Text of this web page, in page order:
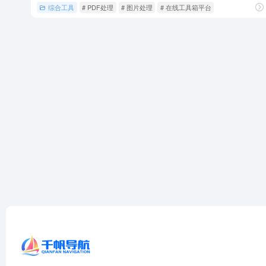
综合工具 # PDF处理 # 图片处理 # 在线工具箱平台